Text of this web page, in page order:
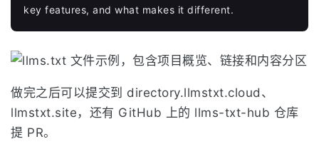
做完之后可以提交到 directory.llmstxt.cloud、
llmstxt.site，还有 GitHub 上的 llms-txt-hub 仓库
提 PR。